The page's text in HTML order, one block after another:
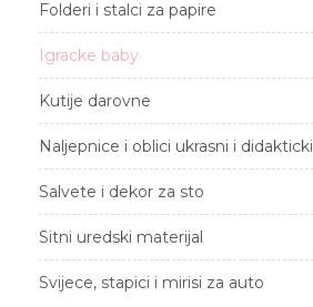
Folderi i stalci za papire
Igracke baby
Kutije darovne
Naljepnice i oblici ukrasni i didakticki
Salvete i dekor za sto
Sitni uredski materijal
Svijece, stapici i mirisi za auto